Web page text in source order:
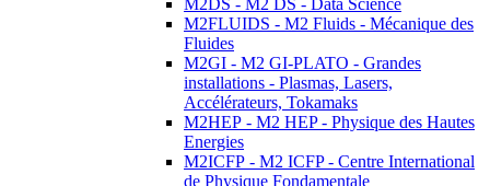
M2DS - M2 DS - Data Science
M2FLUIDS - M2 Fluids - Mécanique des
Fluides
M2GI - M2 GI-PLATO - Grandes
installations - Plasmas, Lasers,
Accélérateurs, Tokamaks
M2HEP - M2 HEP - Physique des Hautes
Energies
M2ICFP - M2 ICFP - Centre International
de Physique Fondamentale